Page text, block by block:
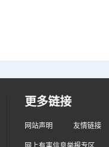
更多链接
网站声明 友情链接